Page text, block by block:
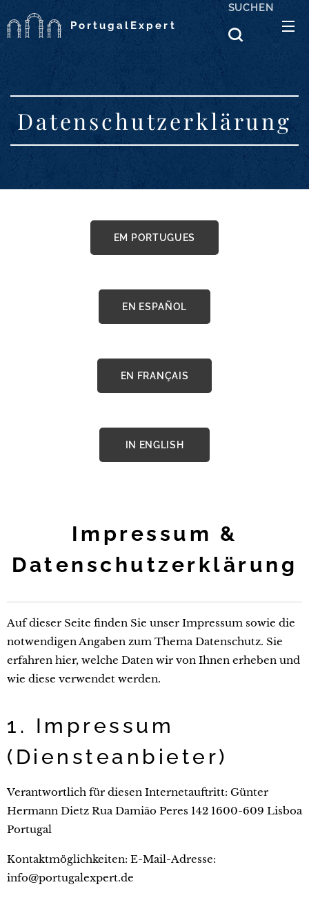
PortugalExpert
SUCHEN
Datenschutzerklärung
EM PORTUGUES
EN ESPAÑOL
EN FRANÇAIS
IN ENGLISH
Impressum &
Datenschutzerklärung
Auf dieser Seite finden Sie unser Impressum sowie die
notwendigen Angaben zum Thema Datenschutz. Sie
erfahren hier, welche Daten wir von Ihnen erheben und
wie diese verwendet werden.
1. Impressum
(Diensteanbieter)
Verantwortlich für diesen Internetauftritt: Günter
Hermann Dietz Rua Damião Peres 142 1600-609 Lisboa
Portugal
Kontaktmöglichkeiten: E-Mail-Adresse:
info@portugalexpert.de